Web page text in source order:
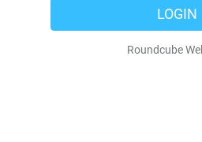
LOGIN
Roundcube